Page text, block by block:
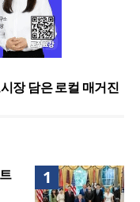
’로 나라·한국교회·다
장 담은 로컬 매거진
로 나라·한국교회·다
희망의 미래를 향하
1